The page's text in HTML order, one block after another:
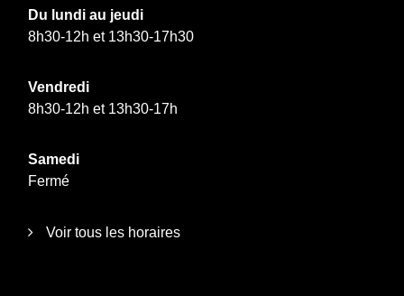
Du lundi au jeudi
8h30-12h et 13h30-17h30
Vendredi
8h30-12h et 13h30-17h
Samedi
Fermé
Voir tous les horaires